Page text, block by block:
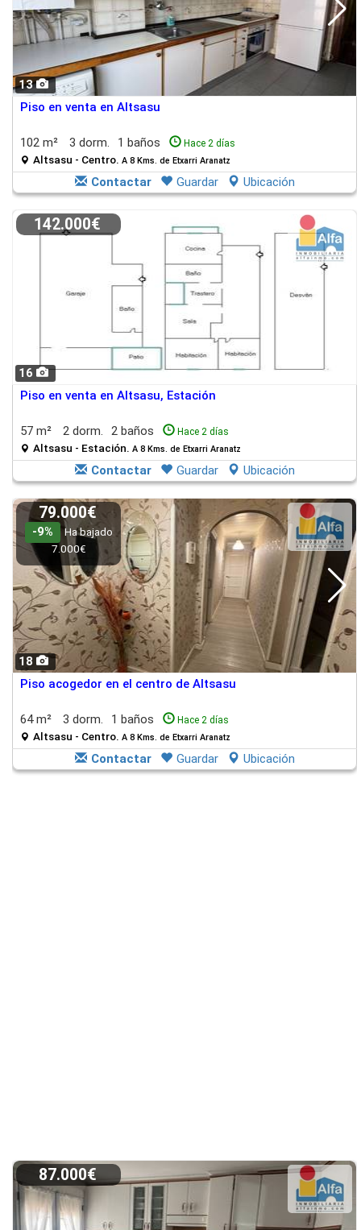
13
Piso en venta en Altsasu
102 m² 3 dorm. 1 baños Hace 2 días
Altsasu - Centro. A 8 Kms. de Etxarri Aranatz
Contactar Guardar Ubicación
16
142.000€
Piso en venta en Altsasu, Estación
57 m² 2 dorm. 2 baños Hace 2 días
Altsasu - Estación. A 8 Kms. de Etxarri Aranatz
Contactar Guardar Ubicación
18
79.000€
-9%
Ha bajado
7.000€
Piso acogedor en el centro de Altsasu
64 m² 3 dorm. 1 baños Hace 2 días
Altsasu - Centro. A 8 Kms. de Etxarri Aranatz
Contactar Guardar Ubicación
87.000€